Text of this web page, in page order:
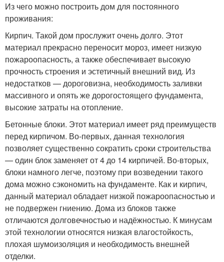
Из чего можно построить дом для постоянного
проживания:
Кирпич. Такой дом прослужит очень долго. Этот
материал прекрасно переносит мороз, имеет низкую
пожароопасность, а также обеспечивает высокую
прочность строения и эстетичный внешний вид. Из
недостатков — дороговизна, необходимость заливки
массивного и опять же дорогостоящего фундамента,
высокие затраты на отопление.
Бетонные блоки. Этот материал имеет ряд преимуществ
перед кирпичом. Во-первых, данная технология
позволяет существенно сократить сроки строительства
— один блок заменяет от 4 до 14 кирпичей. Во-вторых,
блоки намного легче, поэтому при возведении такого
дома можно сэкономить на фундаменте. Как и кирпич,
данный материал обладает низкой пожароопасностью и
не подвержен гниению. Дома из блоков также
отличаются долговечностью и надёжностью. К минусам
этой технологии относятся низкая влагостойкость,
плохая шумоизоляция и необходимость внешней
отделки.